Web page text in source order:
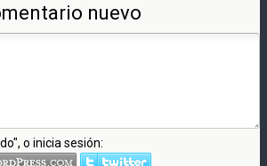
nuevo
o inicia sesión: